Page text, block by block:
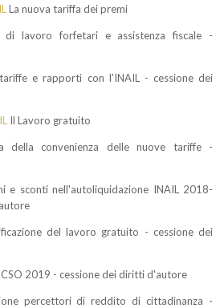
La nuova tariffa dei premi
di lavoro forfetari e assistenza fiscale -
e rapporti con l'INAIL - cessione dei
Il Lavoro gratuito
della convenienza delle nuove tariffe -
e sconti nell'autoliquidazione INAIL 2018-
del lavoro gratuito - cessione dei
2019 - cessione dei diritti d'autore
percettori di reddito di cittadinanza -